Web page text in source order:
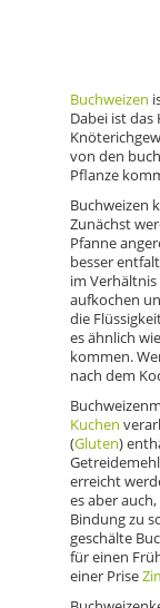
Buchweizen
Dabei ist
von den
Pflanze
Buchweizen
Zunächst
Pfanne
besser
im Verhältnis
aufkochen
die
es ähnlich
kommen.
nach dem
Kuchen
(Gluten)
erreicht
es aber
Bindung zu
geschälte
für einen
einer Prise